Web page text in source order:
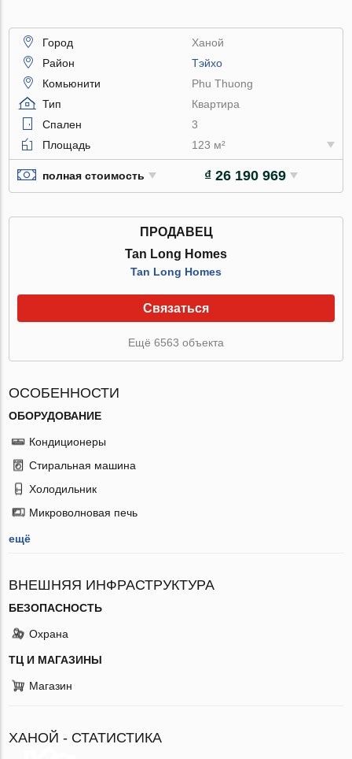
Город
Ханой
Район
Тэйхо
Комьюнити
Phu Thuong
Тип
Квартира
Спален
3
Площадь
123 м²
полная стоимость ₫ 26 190 969
ПРОДАВЕЦ
Tan Long Homes
Tan Long Homes
Связаться
Ещё 6563 объекта
ОСОБЕННОСТИ
ОБОРУДОВАНИЕ
Кондиционеры
Стиральная машина
Холодильник
Микроволновая печь
ещё
ВНЕШНЯЯ ИНФРАСТРУКТУРА
БЕЗОПАСНОСТЬ
Охрана
ТЦ И МАГАЗИНЫ
Магазин
ХАНОЙ - СТАТИСТИКА